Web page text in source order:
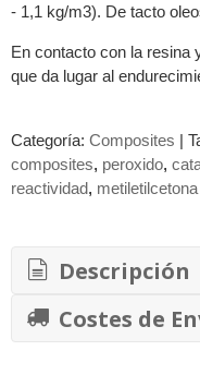
- 1,1 kg/m3). De tacto
En contacto con la resina
que da lugar al
Categoría: Composites |
composites peroxido
reactividad metiletilcetona
Descripción
Costes de